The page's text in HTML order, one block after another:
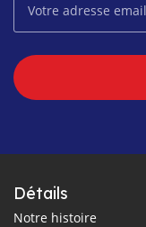
Détails
Notre histoire